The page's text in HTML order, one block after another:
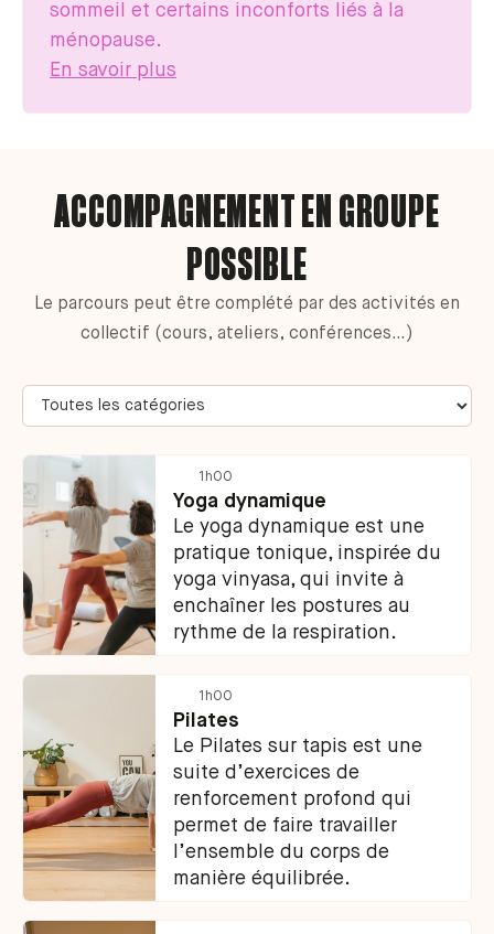
sommeil et certains inconforts liés à la
ménopause.
En savoir plus
ACCOMPAGNEMENT EN GROUPE
POSSIBLE
Le parcours peut être complété par des activités en
collectif (cours, ateliers, conférences…)
1h00
Yoga dynamique
Le yoga dynamique est une
pratique tonique, inspirée du
yoga vinyasa, qui invite à
enchaîner les postures au
rythme de la respiration.
1h00
Pilates
Le Pilates sur tapis est une
suite d’exercices de
renforcement profond qui
permet de faire travailler
l’ensemble du corps de
manière équilibrée.